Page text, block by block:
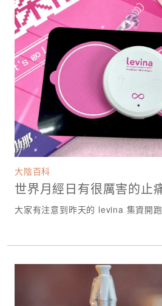
大陰百科
世界月經日有很厲害的止
大家有注意到昨天的 levina 集資開